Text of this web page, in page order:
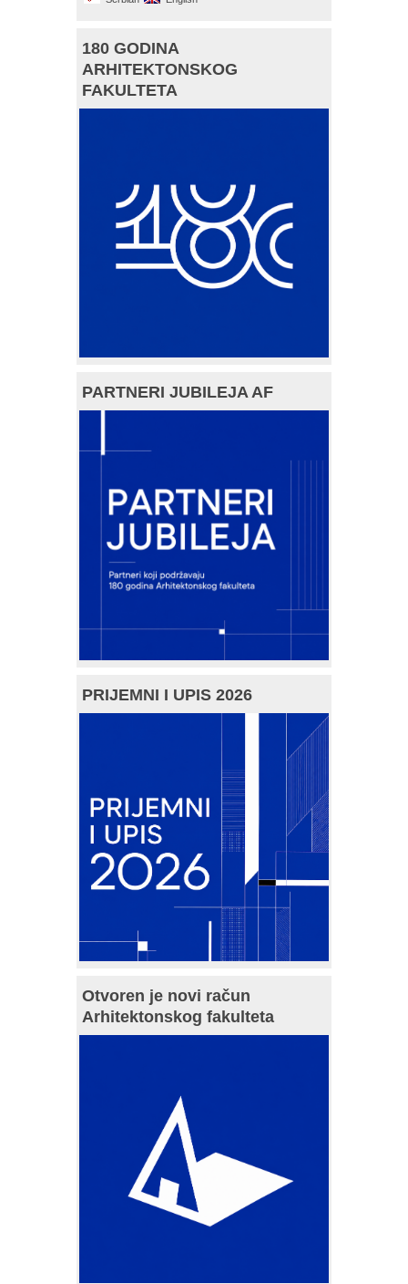
180 GODINA
ARHITEKTONSKOG
FAKULTETA
PARTNERI JUBILEJA AF
PRIJEMNI I UPIS 2026
Otvoren je novi račun
Arhitektonskog fakulteta